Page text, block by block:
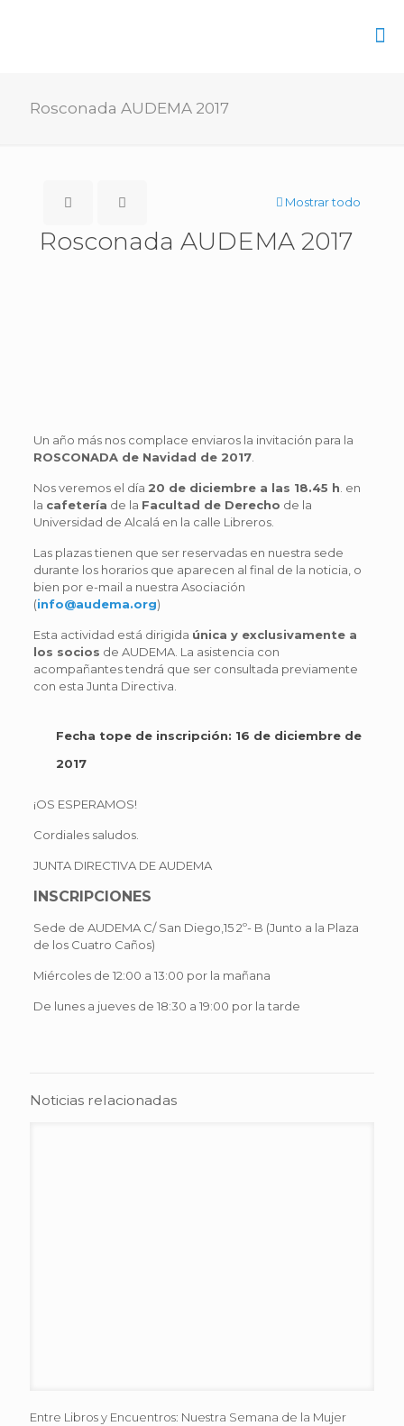
Rosconada AUDEMA 2017
Mostrar todo
Rosconada AUDEMA 2017
Un año más nos complace enviaros la invitación para la
ROSCONADA de Navidad de 2017.
Nos veremos el día 20 de diciembre a las 18.45 h . en
la cafetería de la Facultad de Derecho de la
Universidad de Alcalá en la calle Libreros.
Las plazas tienen que ser reservadas en nuestra sede
durante los horarios que aparecen al final de la noticia, o
bien por e-mail a nuestra Asociación
(info@audema.org)
Esta actividad está dirigida única y exclusivamente a
los socios de AUDEMA. La asistencia con
acompañantes tendrá que ser consultada previamente
con esta Junta Directiva.
Fecha tope de inscripción: 16 de diciembre de
2017
¡OS ESPERAMOS!
Cordiales saludos.
JUNTA DIRECTIVA DE AUDEMA
INSCRIPCIONES
Sede de AUDEMA C/ San Diego,15 2º- B (Junto a la Plaza
de los Cuatro Caños)
Miércoles de 12:00 a 13:00 por la mañana
De lunes a jueves de 18:30 a 19:00 por la tarde
Noticias relacionadas
Entre Libros y Encuentros: Nuestra Semana de la Mujer